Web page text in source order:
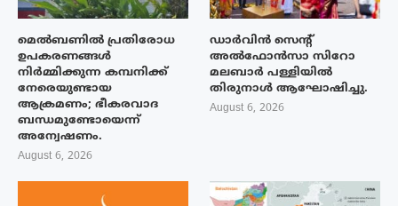
മെൽബണിൽ പ്രതിരോധ
ഉപകരണങ്ങൾ
നിർമ്മിക്കുന്ന കമ്പനിക്ക്
നേരെയുണ്ടായ
ആക്രമണം; ഭീകരവാദ
ബന്ധമുണ്ടോയെന്ന്
അന്വേഷണം.
August 6, 2026
ഡാർവിൻ സെന്റ്
അൽഫോൻസാ സിറോ
മലബാർ പള്ളിയിൽ
തിരുനാൾ ആഘോഷിച്ചു.
August 6, 2026